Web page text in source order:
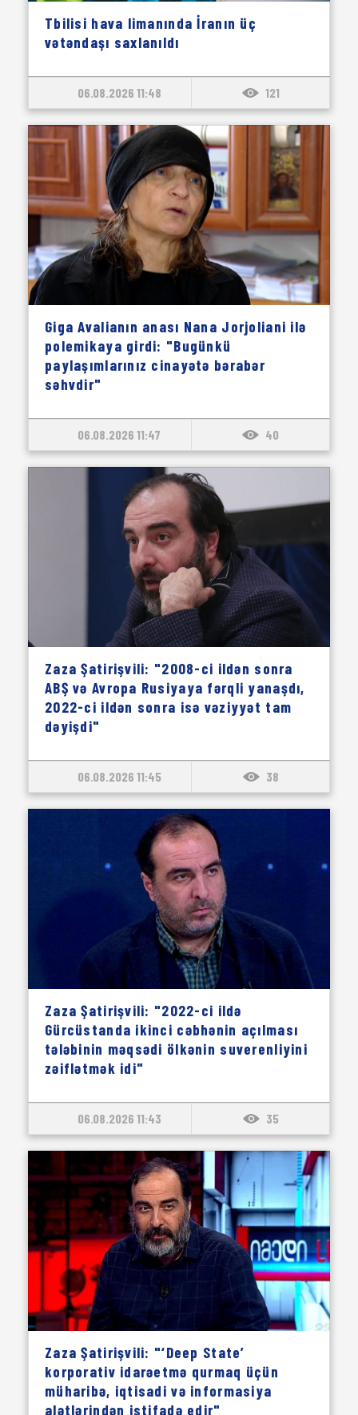
Tbilisi hava limanında İranın üç
vətəndaşı saxlanıldı
06.08.2026 11:48 121
Giga Avalianın anası Nana Jorjoliani ilə
polemikaya girdi: "Bugünkü
paylaşımlarınız cinayətə bərabər
səhvdir"
06.08.2026 11:47 40
Zaza Şatirişvili: "2008-ci ildən sonra
ABŞ və Avropa Rusiyaya fərqli yanaşdı,
2022-ci ildən sonra isə vəziyyət tam
dəyişdi"
06.08.2026 11:45 38
Zaza Şatirişvili: "2022-ci ildə
Gürcüstanda ikinci cəbhənin açılması
tələbinin məqsədi ölkənin suverenliyini
zəiflətmək idi"
06.08.2026 11:43 35
Zaza Şatirişvili: "‘Deep State’
korporativ idarəetmə qurmaq üçün
müharibə, iqtisadi və informasiya
alətlərindən istifadə edir"